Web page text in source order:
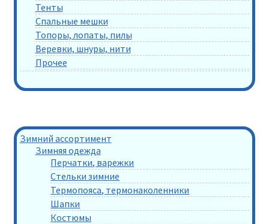
Тенты
Спальные мешки
Топоры, лопаты, пилы
Веревки, шнуры, нити
Прочее
Зимний ассортимент
Зимняя одежда
Перчатки, варежки
Стельки зимние
Термопояса, термонаколенники
Шапки
Костюмы